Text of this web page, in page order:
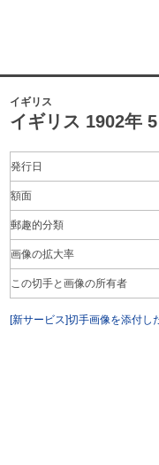
イギリス
イギリス 1902年
発行日
額面
郵趣的分類
画像の拡大率
この切手と画像の所有者
[新サービス]切手画像を添付し